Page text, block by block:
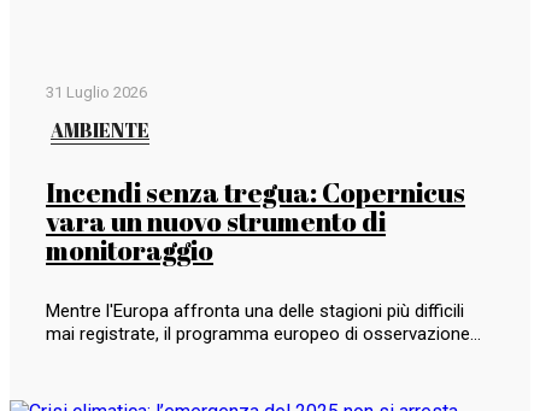
31 Luglio 2026
AMBIENTE
Incendi senza tregua: Copernicus
vara un nuovo strumento di
monitoraggio
Mentre l'Europa affronta una delle stagioni più difficili
mai registrate, il programma europeo di osservazione…